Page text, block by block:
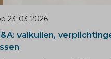
23-03-2026
valkuilen,